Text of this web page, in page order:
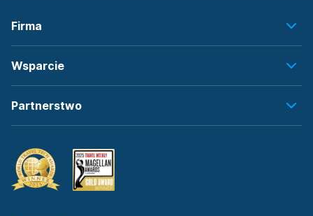
Firma
Wsparcie
Partnerstwo